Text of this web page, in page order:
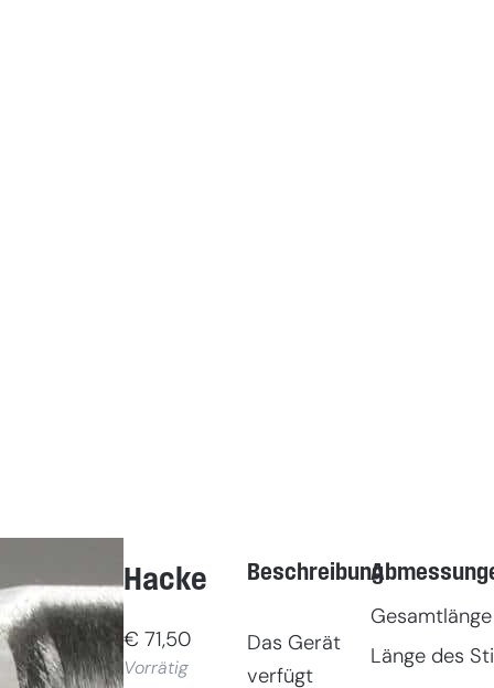
Hacke
€ 71,50
Vorrätig
Beschreibung
Das Gerät
verfügt
Gesamtlänge
Länge des